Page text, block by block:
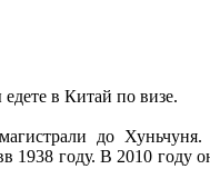
в Китай по визе.
до
году. В 2010 году